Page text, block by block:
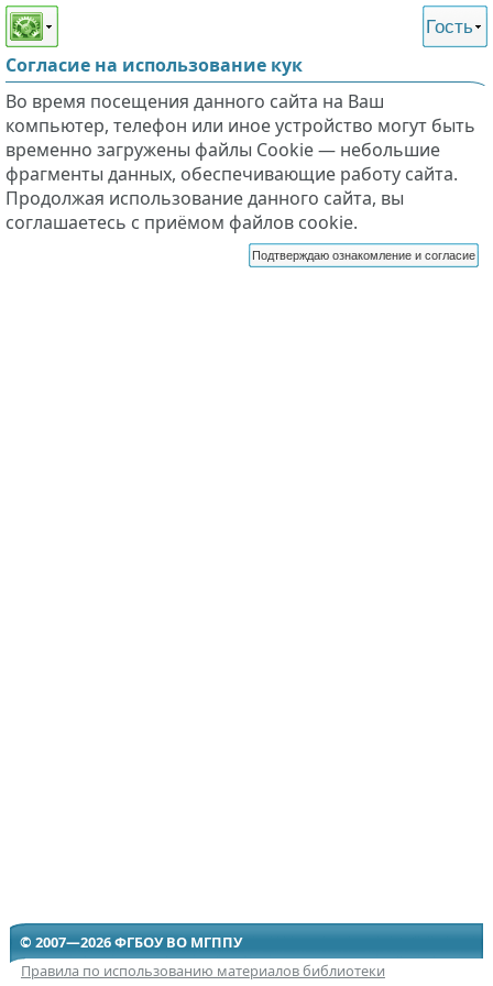
Этот сайт поддерживает
слабовидящих
Гость
Согласие на использование кук
Во время посещения данного сайта на Ваш
компьютер, телефон или иное устройство могут быть
временно загружены файлы Cookie — небольшие
фрагменты данных, обеспечивающие работу сайта.
Продолжая использование данного сайта, вы
соглашаетесь с приёмом файлов cookie.
Подтверждаю ознакомление и согласие
© 2007—2026 ФГБОУ ВО МГППУ
Правила по использованию материалов библиотеки